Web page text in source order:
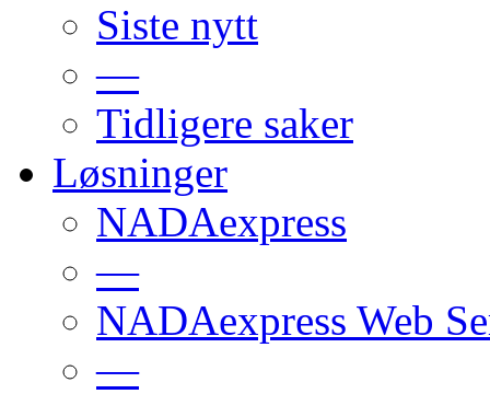
Siste nytt
—
Tidligere saker
Løsninger
NADAexpress
—
NADAexpress Web
—